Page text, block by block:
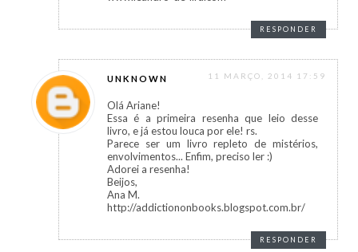
RESPONDER
UNKNOWN 11 MARÇO, 2014 17:59
Olá Ariane!
Essa é a primeira resenha que leio desse
livro, e já estou louca por ele! rs.
Parece ser um livro repleto de mistérios,
envolvimentos... Enfim, preciso ler :)
Adorei a resenha!
Beijos,
Ana M.
http://addictiononbooks.blogspot.com.br/
RESPONDER